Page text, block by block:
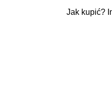
Jak kupić?